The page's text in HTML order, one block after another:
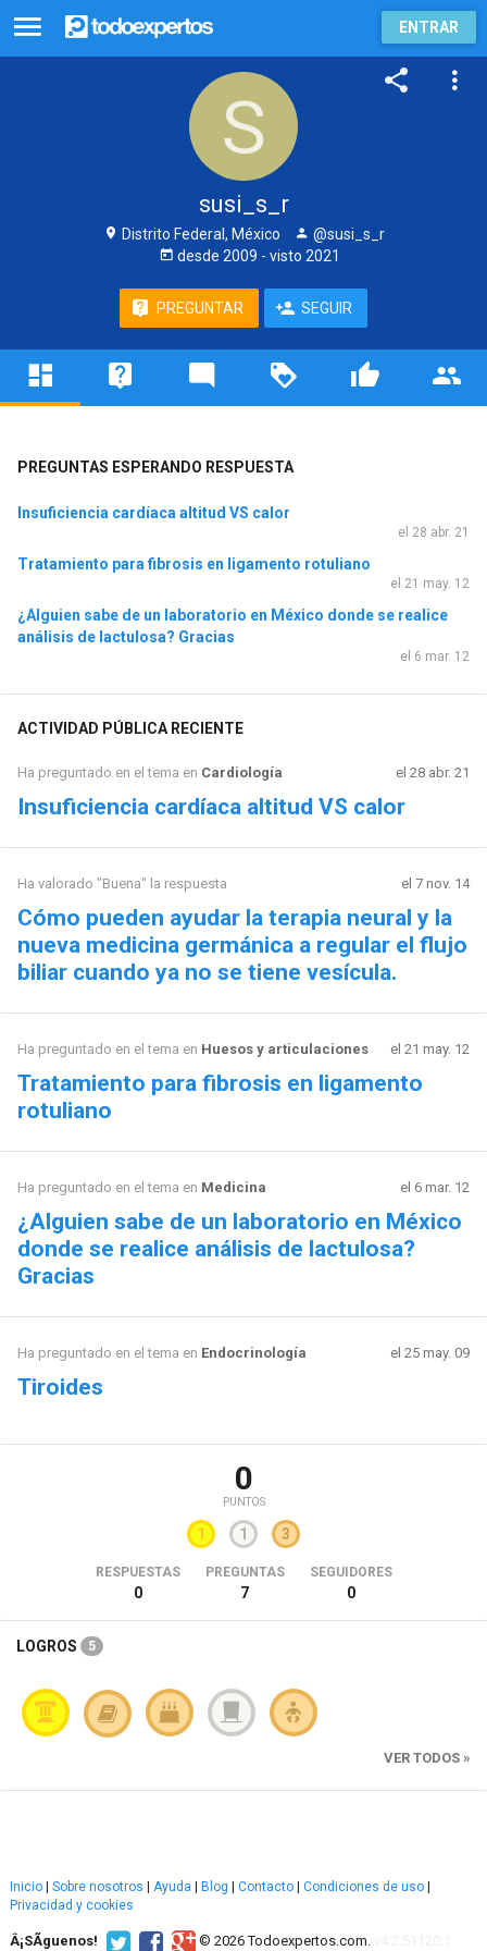
ENTRAR
susi_s_r
Distrito Federal, México
@susi_s_r
desde 2009 - visto 2021
PREGUNTAR SEGUIR
PREGUNTAS ESPERANDO RESPUESTA
Insuficiencia cardíaca altitud VS calor
el 28 abr. 21
Tratamiento para fibrosis en ligamento rotuliano
el 21 may. 12
¿Alguien sabe de un laboratorio en México donde se realice
análisis de lactulosa? Gracias
el 6 mar. 12
ACTIVIDAD PÚBLICA RECIENTE
Ha preguntado en el tema en Cardiología el 28 abr. 21
Insuficiencia cardíaca altitud VS calor
Ha valorado "Buena" la respuesta el 7 nov. 14
Cómo pueden ayudar la terapia neural y la
nueva medicina germánica a regular el flujo
biliar cuando ya no se tiene vesícula.
Ha preguntado en el tema en Huesos y articulaciones el 21 may. 12
Tratamiento para fibrosis en ligamento
rotuliano
Ha preguntado en el tema en Medicina el 6 mar. 12
¿Alguien sabe de un laboratorio en México
donde se realice análisis de lactulosa?
Gracias
Ha preguntado en el tema en Endocrinología el 25 may. 09
Tiroides
0
PUNTOS
1 1 3
RESPUESTAS
0
PREGUNTAS
7
SEGUIDORES
0
LOGROS 5
VER TODOS »
Inicio Sobre nosotros Ayuda Blog Contacto Condiciones de uso
Privacidad y cookies
Â¡SÃ­guenos! © 2026 Todoexpertos.com.